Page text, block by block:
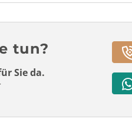
tun?
Sie da.